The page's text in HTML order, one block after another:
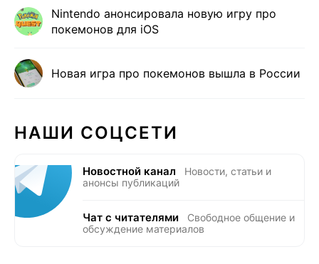
Nintendo анонсировала новую игру про
покемонов для iOS
Новая игра про покемонов вышла в России
НАШИ СОЦСЕТИ
Новостной канал
Новости, статьи и
анонсы публикаций
Чат с читателями
Свободное общение и
обсуждение материалов